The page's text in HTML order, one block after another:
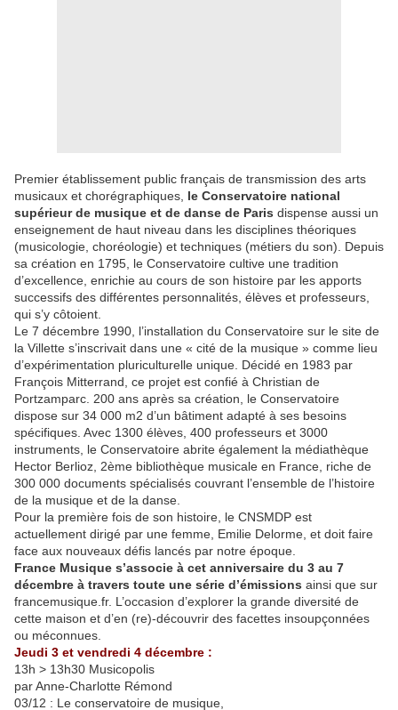
Premier établissement public français de transmission des arts
musicaux et chorégraphiques, le Conservatoire national
supérieur de musique et de danse de Paris dispense aussi un
enseignement de haut niveau dans les disciplines théoriques
(musicologie, choréologie) et techniques (métiers du son). Depuis
sa création en 1795, le Conservatoire cultive une tradition
d’excellence, enrichie au cours de son histoire par les apports
successifs des différentes personnalités, élèves et professeurs,
qui s’y côtoient.
Le 7 décembre 1990, l’installation du Conservatoire sur le site de
la Villette s’inscrivait dans une « cité de la musique » comme lieu
d’expérimentation pluriculturelle unique. Décidé en 1983 par
François Mitterrand, ce projet est confié à Christian de
Portzamparc. 200 ans après sa création, le Conservatoire
dispose sur 34 000 m2 d’un bâtiment adapté à ses besoins
spécifiques. Avec 1300 élèves, 400 professeurs et 3000
instruments, le Conservatoire abrite également la médiathèque
Hector Berlioz, 2ème bibliothèque musicale en France, riche de
300 000 documents spécialisés couvrant l’ensemble de l’histoire
de la musique et de la danse.
Pour la première fois de son histoire, le CNSMDP est
actuellement dirigé par une femme, Emilie Delorme, et doit faire
face aux nouveaux défis lancés par notre époque.
France Musique s’associe à cet anniversaire du 3 au 7
décembre à travers toute une série d’émissions ainsi que sur
francemusique.fr. L’occasion d’explorer la grande diversité de
cette maison et d’en (re)-découvrir des facettes insoupçonnées
ou méconnues.
Jeudi 3 et vendredi 4 décembre :
13h > 13h30 Musicopolis
par Anne-Charlotte Rémond
03/12 : Le conservatoire de musique,